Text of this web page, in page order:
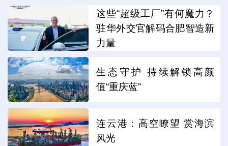
这些“超级工厂”有何魔力？
驻华外交官解码合肥智造新
力量
生态守护 持续解锁高颜
值“重庆蓝”
连云港：高空瞭望 赏海滨
风光